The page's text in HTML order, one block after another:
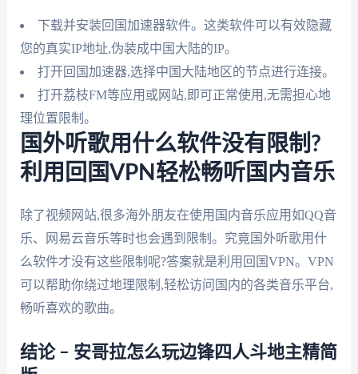
下载并安装回国加速器软件。这类软件可以有效隐藏
您的真实IP地址,伪装成中国大陆的IP。
打开回国加速器,选择中国大陆地区的节点进行连接。
打开荔枝FM等应用或网站,即可正常使用,无需担心地
理位置限制。
国外听歌用什么软件没有限制?
利用回国VPN轻松畅听国内音乐
除了视频网站,很多海外朋友在使用国内音乐应用如QQ音
乐、网易云音乐等时也会遇到限制。究竟国外听歌用什
么软件才没有这些限制呢?答案就是利用回国VPN。VPN
可以帮助你绕过地理限制,轻松访问国内的各类音乐平台,
畅听喜欢的歌曲。
结论 – 安哥拉怎么玩边锋四人斗地主精简